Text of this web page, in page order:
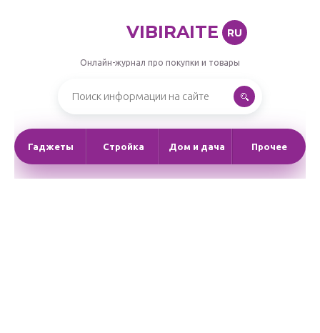
VIBIRAITE RU
Онлайн-журнал про покупки и товары
Гаджеты Стройка Дом и дача Прочее